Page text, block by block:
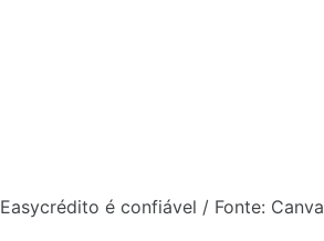
Easycrédito é confiável / Fonte: Canva